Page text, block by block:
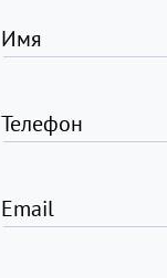
Имя
Телефон
Email